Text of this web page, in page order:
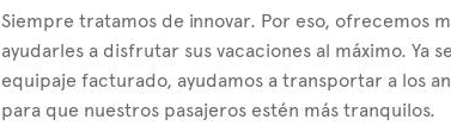
Siempre tratamos de innovar. Por eso, ofrecemos
ayudarles a disfrutar sus vacaciones al máximo. Ya
equipaje facturado, ayudamos a transportar a los
para que nuestros pasajeros estén más tranquilos.